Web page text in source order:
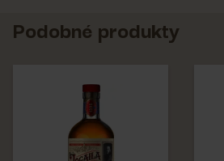
Podobné produkty